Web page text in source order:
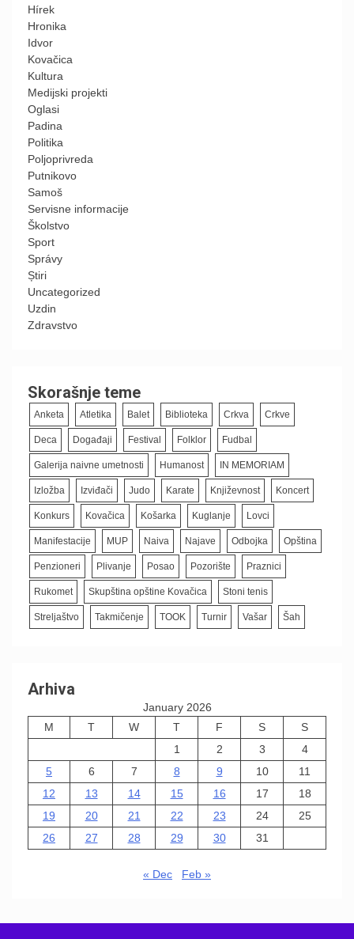
Hírek
Hronika
Idvor
Kovačica
Kultura
Medijski projekti
Oglasi
Padina
Politika
Poljoprivreda
Putnikovo
Samoš
Servisne informacije
Školstvo
Sport
Správy
Știri
Uncategorized
Uzdin
Zdravstvo
Skorašnje teme
Anketa Atletika Balet Biblioteka Crkva Crkve
Deca Događaji Festival Folklor Fudbal
Galerija naivne umetnosti Humanost IN MEMORIAM
Izložba Izviđači Judo Karate Književnost Koncert
Konkurs Kovačica Košarka Kuglanje Lovci
Manifestacije MUP Naiva Najave Odbojka Opština
Penzioneri Plivanje Posao Pozorište Praznici
Rukomet Skupština opštine Kovačica Stoni tenis
Streljaštvo Takmičenje TOOK Turnir Vašar Šah
Arhiva
January 2026
M
T W T F S
S
1
2 3
4
5
6 7 8 9 10
11
12
13 14 15 16 17
18
19
20 21 22 23 24
25
26
27 28 29 30 31
« Dec Feb »